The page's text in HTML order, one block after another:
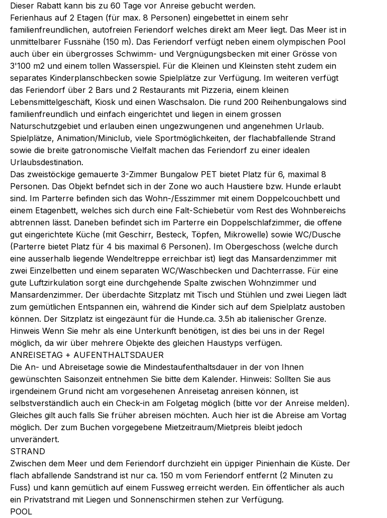
Dieser Rabatt kann bis zu 60 Tage vor Anreise gebucht werden.
Ferienhaus auf 2 Etagen (für max. 8 Personen) eingebettet in einem sehr
familienfreundlichen, autofreien Feriendorf welches direkt am Meer liegt. Das Meer ist in
unmittelbarer Fussnähe (150 m). Das Feriendorf verfügt neben einem olympischen Pool
auch über ein übergrosses Schwimm- und Vergnügungsbecken mit einer Grösse von
3'100 m2 und einem tollen Wasserspiel. Für die Kleinen und Kleinsten steht zudem ein
separates Kinderplanschbecken sowie Spielplätze zur Verfügung. Im weiteren verfügt
das Feriendorf über 2 Bars und 2 Restaurants mit Pizzeria, einem kleinen
Lebensmittelgeschäft, Kiosk und einen Waschsalon. Die rund 200 Reihenbungalows sind
familienfreundlich und einfach eingerichtet und liegen in einem grossen
Naturschutzgebiet und erlauben einen ungezwungenen und angenehmen Urlaub.
Spielplätze, Animation/Miniclub, viele Sportmöglichkeiten, der flachabfallende Strand
sowie die breite gatronomische Vielfalt machen das Feriendorf zu einer idealen
Urlaubsdestination.
Das zweistöckige gemauerte 3-Zimmer Bungalow PET bietet Platz für 6, maximal 8
Personen. Das Objekt befndet sich in der Zone wo auch Haustiere bzw. Hunde erlaubt
sind. Im Parterre befinden sich das Wohn-/Esszimmer mit einem Doppelcouchbett und
einem Etagenbett, welches sich durch eine Falt-Schiebetür vom Rest des Wohnbereichs
abtrennen lässt. Daneben befindet sich im Parterre ein Doppelschlafzimmer, die offene
gut eingerichtete Küche (mit Geschirr, Besteck, Töpfen, Mikrowelle) sowie WC/Dusche
(Parterre bietet Platz für 4 bis maximal 6 Personen). Im Obergeschoss (welche durch
eine ausserhalb liegende Wendeltreppe erreichbar ist) liegt das Mansardenzimmer mit
zwei Einzelbetten und einem separaten WC/Waschbecken und Dachterrasse. Für eine
gute Luftzirkulation sorgt eine durchgehende Spalte zwischen Wohnzimmer und
Mansardenzimmer. Der überdachte Sitzplatz mit Tisch und Stühlen und zwei Liegen lädt
zum gemütlichen Entspannen ein, während die Kinder sich auf dem Spielplatz austoben
können. Der Sitzplatz ist eingezäunt für die Hunde.ca. 3.5h ab italienischer Grenze.
Hinweis Wenn Sie mehr als eine Unterkunft benötigen, ist dies bei uns in der Regel
möglich, da wir über mehrere Objekte des gleichen Haustyps verfügen.
ANREISETAG + AUFENTHALTSDAUER
Die An- und Abreisetage sowie die Mindestaufenthaltsdauer in der von Ihnen
gewünschten Saisonzeit entnehmen Sie bitte dem Kalender. Hinweis: Sollten Sie aus
irgendeinem Grund nicht am vorgesehenen Anreisetag anreisen können, ist
selbstverständlich auch ein Check-in am Folgetag möglich (bitte vor der Anreise melden).
Gleiches gilt auch falls Sie früher abreisen möchten. Auch hier ist die Abreise am Vortag
möglich. Der zum Buchen vorgegebene Mietzeitraum/Mietpreis bleibt jedoch
unverändert.
STRAND
Zwischen dem Meer und dem Feriendorf durchzieht ein üppiger Pinienhain die Küste. Der
flach abfallende Sandstrand ist nur ca. 150 m vom Feriendorf entfernt (2 Minuten zu
Fuss) und kann gemütlich auf einem Fussweg erreicht werden. Ein öffentlicher als auch
ein Privatstrand mit Liegen und Sonnenschirmen stehen zur Verfügung.
POOL